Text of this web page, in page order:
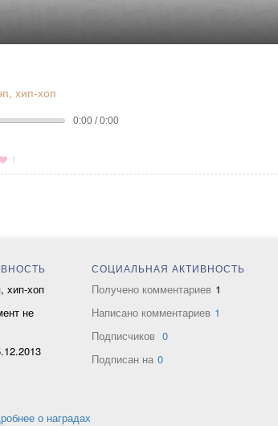
хип-хоп
0:00 / 0:00
1
хип-хоп
не
СОЦИАЛЬНАЯ АКТИВНОСТЬ
Получено комментариев 1
Написано комментариев 1
Подписчиков 0
Подписан на 0
о наградах